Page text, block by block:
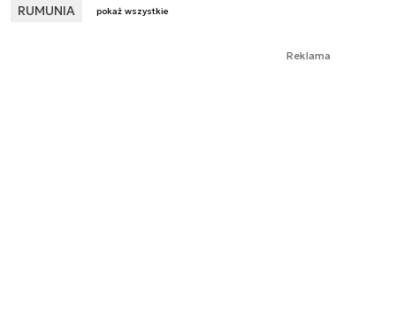
RUMUNIA
pokaż wszystkie
Reklama